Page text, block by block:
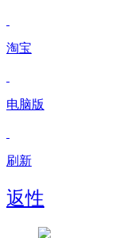
淘宝
电脑版
刷新
返性